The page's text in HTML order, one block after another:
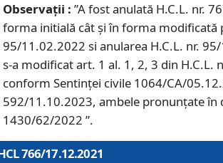
Observații : ”A fost anulată H.C.L. nr.
forma initială cât și în forma modificată
95/11.02.2022 si anularea H.C.L. nr.
s-a modificat art. 1 al. 1, 2, 3 din H.C.L.
conform Sentinței civile 1064/CA/
592/11.10.2023, ambele pronunțate în
1430/62/2022 ”.
766/17.12.2021